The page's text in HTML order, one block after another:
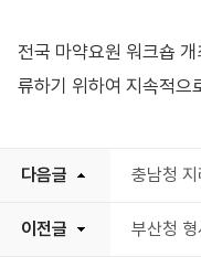
전국 마약요원 워크숍
류하기 위하여 지속적으
다음글 충남청
이전글 부산청